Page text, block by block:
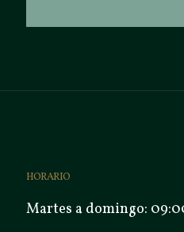
HORARIO
Martes a domingo: